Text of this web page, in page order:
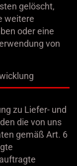
gelöscht,
weitere
oder eine
von
zu Liefer- und
die von uns
gemäß Art. 6